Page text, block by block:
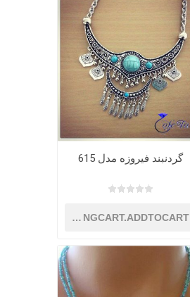
گردنبند فیروزه مدل 615
SHOPPINGCART.ADDTOCART